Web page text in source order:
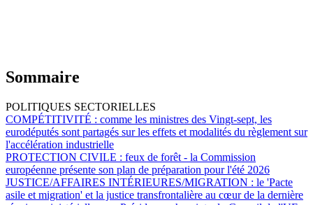
Sommaire
POLITIQUES SECTORIELLES
COMPÉTITIVITÉ : comme les ministres des Vingt-sept, les
eurodéputés sont partagés sur les effets et modalités du règlement sur
l'accélération industrielle
PROTECTION CIVILE : feux de forêt - la Commission
européenne présente son plan de préparation pour l'été 2026
JUSTICE/AFFAIRES INTÉRIEURES/MIGRATION : le 'Pacte
asile et migration' et la justice transfrontalière au cœur de la dernière